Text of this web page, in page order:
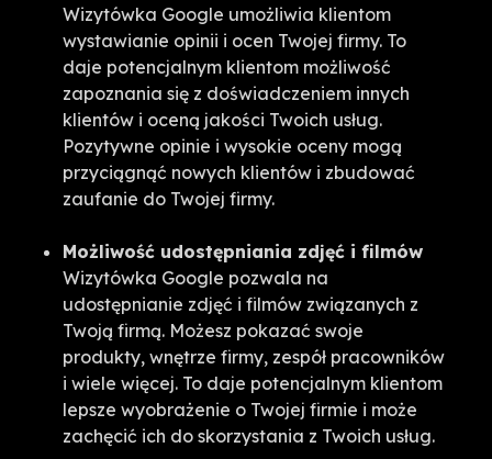
Wizytówka Google umożliwia klientom
wystawianie opinii i ocen Twojej firmy. To
daje potencjalnym klientom możliwość
zapoznania się z doświadczeniem innych
klientów i oceną jakości Twoich usług.
Pozytywne opinie i wysokie oceny mogą
przyciągnąć nowych klientów i zbudować
zaufanie do Twojej firmy.
Możliwość udostępniania zdjęć i filmów
Wizytówka Google pozwala na
udostępnianie zdjęć i filmów związanych z
Twoją firmą. Możesz pokazać swoje
produkty, wnętrze firmy, zespół pracowników
i wiele więcej. To daje potencjalnym klientom
lepsze wyobrażenie o Twojej firmie i może
zachęcić ich do skorzystania z Twoich usług.